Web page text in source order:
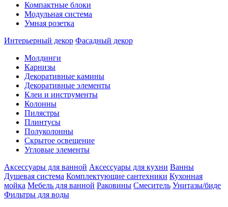
Компактные блоки
Модульная система
Умная розетка
Интерьерный декор Фасадный декор
Молдинги
Карнизы
Декоративные камины
Декоративные элементы
Клеи и инструменты
Колонны
Пилястры
Плинтусы
Полуколонны
Скрытое освещение
Угловые элементы
Аксессуары для ванной Аксессуары для кухни Ванны
Душевая система Комплектующие сантехники Кухонная
мойка Мебель для ванной Раковины Смеситель Унитазы/биде
Фильтры для воды